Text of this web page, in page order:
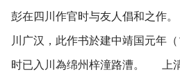
彭在四川作官时与友人倡和之作
川广汉，此作书於建中靖国元年
时已入川為绵州梓潼路漕。 上